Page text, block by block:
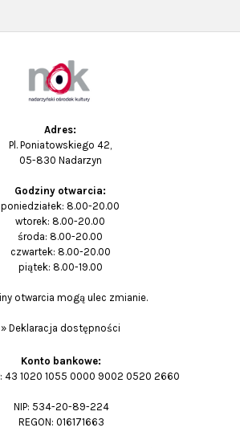
Adres:
Pl. Poniatowskiego 42,
05-830 Nadarzyn
Godziny otwarcia:
poniedziałek: 8.00-20.00
wtorek: 8.00-20.00
środa: 8.00-20.00
czwartek: 8.00-20.00
piątek: 8.00-19.00
otwarcia mogą ulec zmianie.
» Deklaracja dostępności
Konto bankowe:
43 1020 1055 0000 9002 0520 2660
NIP: 534-20-89-224
REGON: 016171663